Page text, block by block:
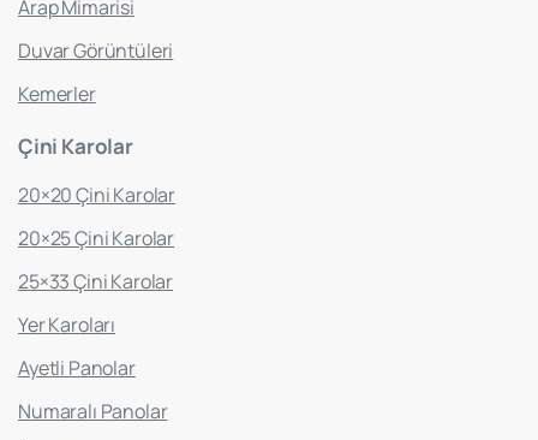
Arap Mimarisi
Duvar Görüntüleri
Kemerler
Çini Karolar
20×20 Çini Karolar
20×25 Çini Karolar
25×33 Çini Karolar
Yer Karoları
Ayetli Panolar
Numaralı Panolar